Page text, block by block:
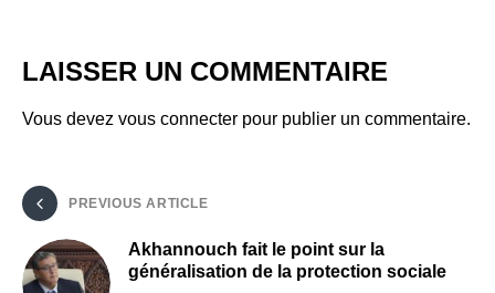
LAISSER UN COMMENTAIRE
Vous devez vous connecter pour publier un commentaire.
PREVIOUS ARTICLE
Akhannouch fait le point sur la
généralisation de la protection sociale